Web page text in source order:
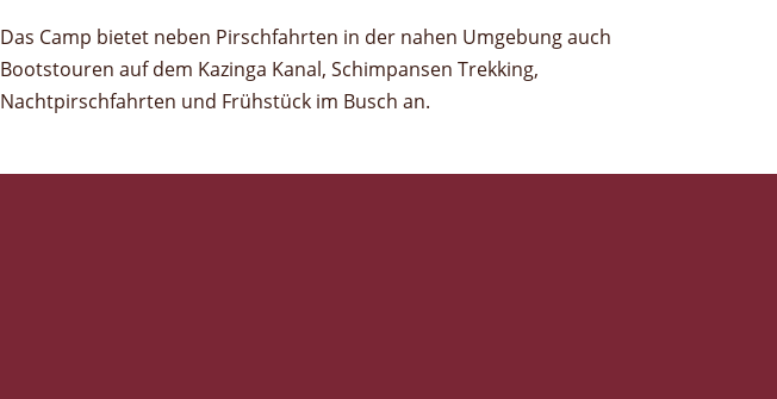
Das Camp bietet neben Pirschfahrten in der nahen Umgebung auch
Bootstouren auf dem Kazinga Kanal, Schimpansen Trekking,
Nachtpirschfahrten und Frühstück im Busch an.